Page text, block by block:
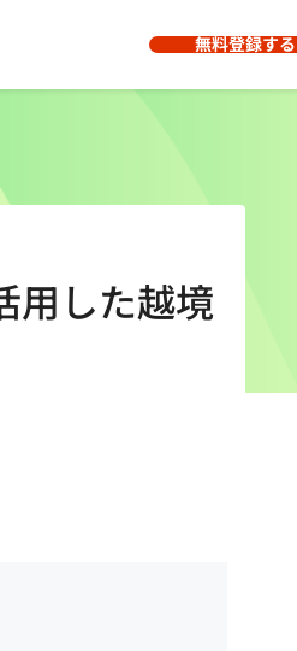
無料登録する
用した越境